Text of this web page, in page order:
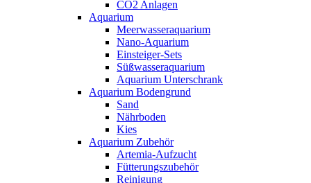
CO2 Anlagen
Aquarium
Meerwasseraquarium
Nano-Aquarium
Einsteiger-Sets
Süßwasseraquarium
Aquarium Unterschrank
Aquarium Bodengrund
Sand
Nährboden
Kies
Aquarium Zubehör
Artemia-Aufzucht
Fütterungszubehör
Reinigung